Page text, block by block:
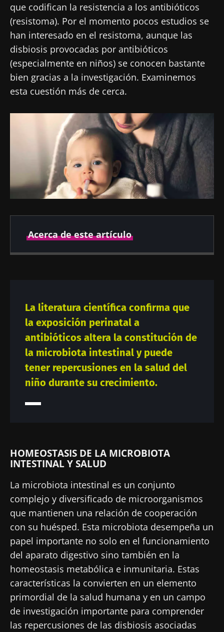
que codifican la resistencia a los antibióticos
(resistoma). Por el momento pocos estudios se
han interesado en el resistoma, aunque las
disbiosis provocadas por antibióticos
(especialmente en niños) se conocen bastante
bien gracias a la investigación. Examinemos
esta cuestión más de cerca.
Acerca de este artículo
La literatura científica confirma que
la exposición perinatal a
antibióticos altera la constitución de
la microbiota intestinal y puede
tener repercusiones en la salud del
niño durante su crecimiento.
HOMEOSTASIS DE LA MICROBIOTA
INTESTINAL Y SALUD
La microbiota intestinal es un conjunto
complejo y diversificado de microorganismos
que mantienen una relación de cooperación
con su huésped. Esta microbiota desempeña un
papel importante no solo en el funcionamiento
del aparato digestivo sino también en la
homeostasis metabólica e inmunitaria. Estas
características la convierten en un elemento
primordial de la salud humana y en un campo
de investigación importante para comprender
las repercusiones de las disbiosis asociadas